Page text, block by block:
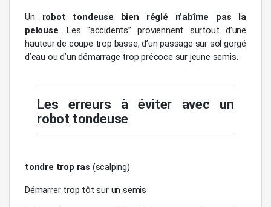
Un robot tondeuse bien réglé n’abîme pas la
pelouse. Les “accidents” proviennent surtout d’une
hauteur de coupe trop basse, d’un passage sur sol gorgé
d’eau ou d’un démarrage trop précoce sur jeune semis.
Les erreurs à éviter avec un
robot tondeuse
tondre trop ras (scalping)
Démarrer trop tôt sur un semis